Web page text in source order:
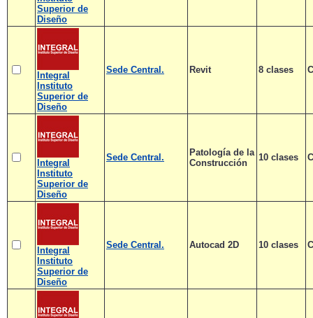
Superior de
Diseño
Integral
Instituto
Superior de
Diseño
Sede Central. Revit 8 clases
Integral
Instituto
Superior de
Diseño
Sede Central.
Patología de la
Construcción
10 clases
Integral
Instituto
Superior de
Diseño
Sede Central. Autocad 2D 10 clases